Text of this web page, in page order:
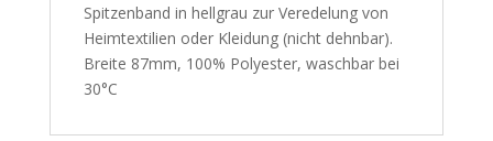
Spitzenband in hellgrau zur Veredelung von
Heimtextilien oder Kleidung (nicht dehnbar).
Breite 87mm, 100% Polyester, waschbar bei
30°C